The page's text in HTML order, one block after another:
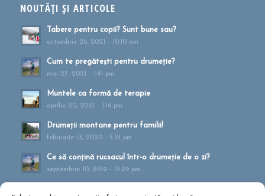
NOUTĂȚI ȘI ARTICOLE
Tabere pentru copii? Sunt bune sau?
octombrie 26, 2021 - 10:10 am
Cum te pregătești pentru drumeție?
mai 27, 2021 - 1:41 pm
Muntele ca formă de terapie
aprilie 20, 2021 - 1:16 pm
Drumeții montane pentru familii!
februarie 13, 2020 - 5:21 pm
Ce să conțină rucsacul într-o drumeție de o zi?
septembrie 10, 2019 - 12:29 pm